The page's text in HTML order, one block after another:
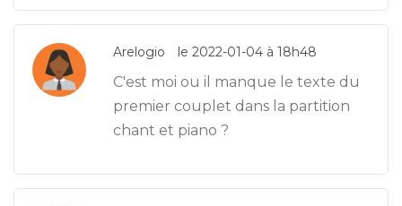
Arelogio le 2022-01-04 à 18h48
C'est moi ou il manque le texte du
premier couplet dans la partition
chant et piano ?